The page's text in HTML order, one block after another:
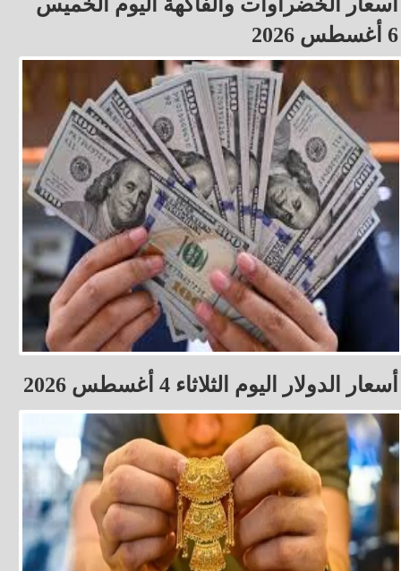
أسعار الخضراوات والفاكهة اليوم الخميس
6 أغسطس 2026
أسعار الدولار اليوم الثلاثاء 4 أغسطس 2026